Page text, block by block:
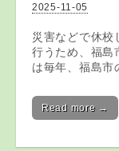
2025-11-05
災害などで休校
行うため、福島
は毎年、福島市
Read more →